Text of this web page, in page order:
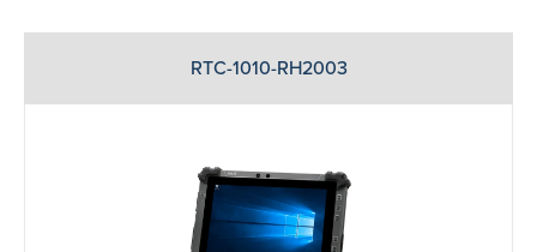
RTC-1010-RH2003